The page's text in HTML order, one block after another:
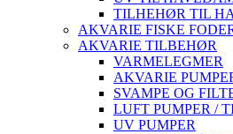
TILHEHØR TIL
AKVARIE FISKE
AKVARIE TILBEHØR
VARMELEGMER
AKVARIE
SVAMPE OG
LUFT PUMPER /
UV PUMPER